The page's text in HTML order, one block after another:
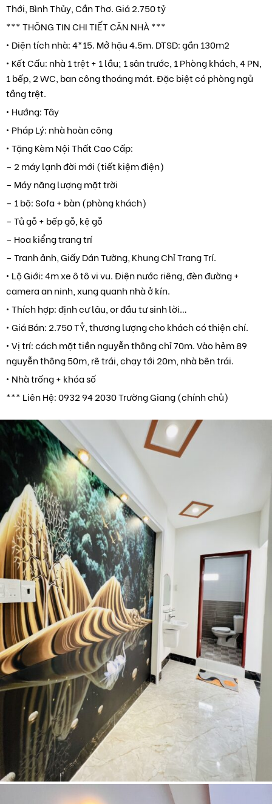
Thới, Bình Thủy, Cần Thơ. Giá 2.750 tỷ
*** THÔNG TIN CHI TIẾT CĂN NHÀ ***
• Diện tích nhà: 4*15. Mở hậu 4.5m. DTSD: gần 130m2
• Kết Cấu: nhà 1 trệt + 1 lầu; 1 sân trước, 1 Phòng khách, 4 PN,
1 bếp, 2 WC, ban công thoáng mát. Đặc biệt có phòng ngủ
tầng trệt.
• Hướng: Tây
• Pháp Lý: nhà hoàn công
• Tặng Kèm Nội Thất Cao Cấp:
– 2 máy lạnh đời mới (tiết kiệm điện)
– Máy năng lượng mặt trời
– 1 bộ: Sofa + bàn (phòng khách)
– Tủ gỗ + bếp gỗ, kệ gỗ
– Hoa kiểng trang trí
– Tranh ảnh, Giấy Dán Tường, Khung Chỉ Trang Trí.
• Lộ Giới: 4m xe ô tô vi vu. Điện nước riêng, đèn đường +
camera an ninh, xung quanh nhà ở kín.
• Thích hợp: định cư lâu, or đầu tư sinh lời…
• Giá Bán: 2.750 TỶ, thương lượng cho khách có thiện chí.
• Vị trí: cách mặt tiền nguyễn thông chỉ 70m. Vào hẻm 89
nguyễn thông 50m, rẽ trái, chạy tới 20m, nhà bên trái.
• Nhà trống + khóa số
*** Liên Hệ: 0932 94 2030 Trường Giang (chính chủ)